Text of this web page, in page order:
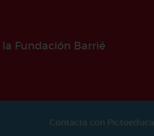
Fundación Barrié
Contacta con Pictoeduca